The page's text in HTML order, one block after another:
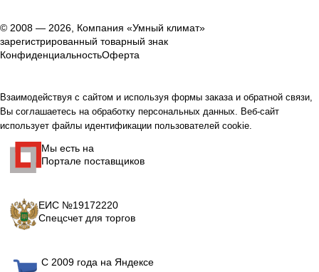
© 2008 — 2026, Компания «Умный климат»
зарегистрированный товарный знак
КонфиденциальностьОферта
Взаимодействуя с сайтом и используя формы заказа и обратной связи,
Вы соглашаетесь на обработку персональных данных. Веб-сайт
использует файлы идентификации пользователей cookie.
Мы есть на
Портале поставщиков
ЕИС №19172220
Спецсчет для торгов
С 2009 года на Яндексе